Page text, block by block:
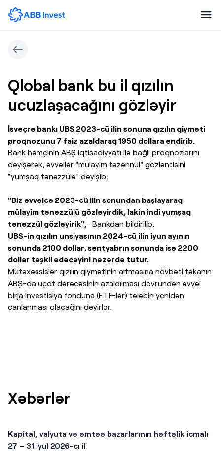
Qlobal bank bu il qızılın
ucuzlaşacağını gözləyir
İsveçrə bankı UBS 2023-cü ilin sonuna qızılın qiyməti
proqnozunu 7 faiz azaldaraq 1950 dollara endirib.
Bank həmçinin ABŞ iqtisadiyyatı ilə bağlı proqnozlarını
dəyişərək, əvvəllər "mülayim təzənnül" gözləntisini
“yumşaq tənəzzülə” dəyişib:
"Biz əvvəlcə 2023-cü ilin sonundan başlayaraq
mülayim tənəzzülü gözləyirdik, lakin indi yumşaq
tənəzzül gözləyirik",- Bankdan bildirilib.
UBS-in qızılın unsiyasının 2024-cü ilin iyun ayının
sonunda 2100 dollar, sentyabrın sonunda isə 2200
dollar təşkil edəcəyini nəzərdə tutur.
Mütəxəssislər qızılın qiymətinin artmasına növbəti təkanın
ABŞ-da uçot dərəcəsinin azaldılması dövründən əvvəl
birja investisiya fonduna (ETF-lər) tələbin yenidən
canlanması olacağını deyirlər.
Xəbərlər
Kapital, valyuta və əmtəə bazarlarının həftəlik icmalı
27 – 31 iyul 2026-cı il